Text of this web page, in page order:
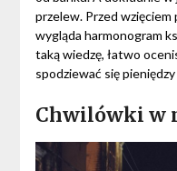
przelew. Przed
wygląda harmonogram
taką wiedzę, łatwo
spodziewać się
Chwilówki w